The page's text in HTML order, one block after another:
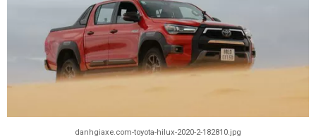
danhgiaxe.com-toyota-hilux-2020-2-182810.jpg